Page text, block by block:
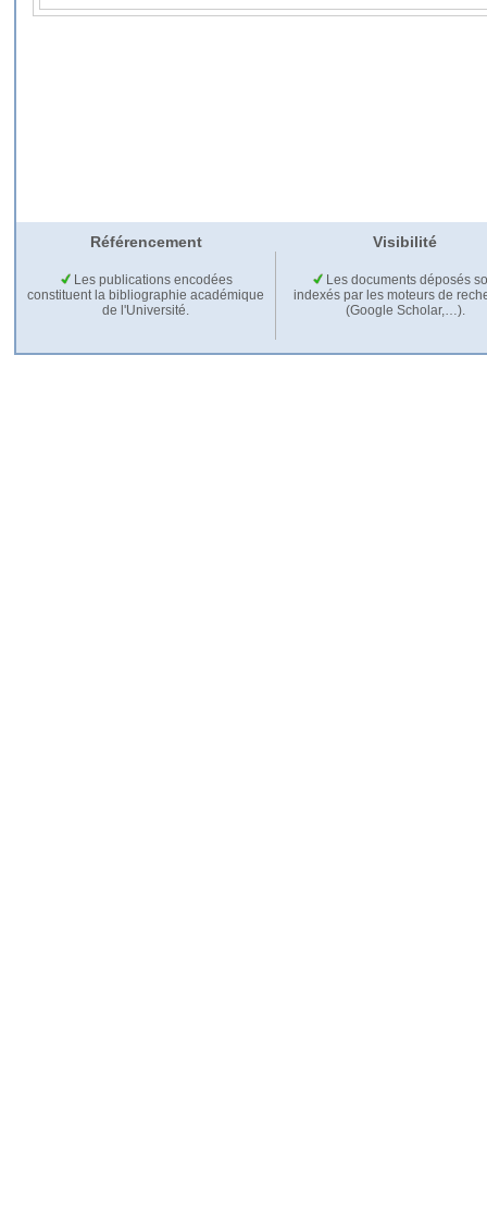
Référencement Visibilité
Les publications encodées
constituent la bibliographie académique
de l'Université.
Les documents déposés
indexés par les moteurs de
(Google Scholar,…).